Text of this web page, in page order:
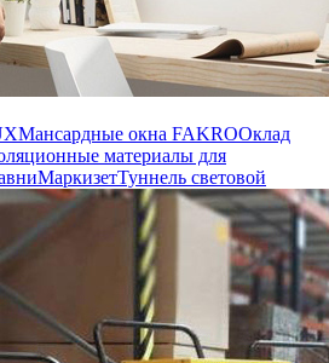
Мансардные окна FAKROОклад
материалы для
МаркизетТуннель световой